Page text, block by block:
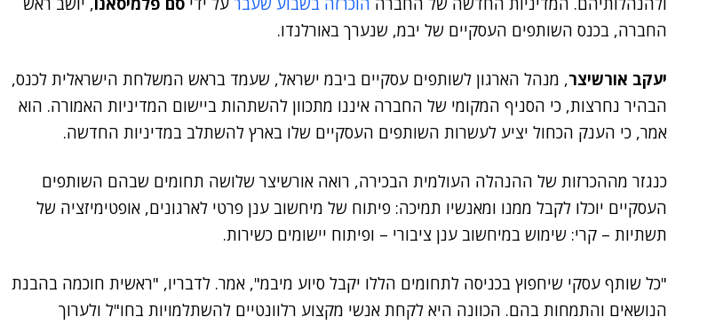
החברה, בכנס השותפים העסקיים של יבמ, שנערך באורלנדו.
יעקב אורשיצר, מנהל הארגון לשותפים עסקיים ביבמ ישראל, שעמד בראש המשלחת הישראלית לכנס,
הבהיר נחרצות, כי הסניף המקומי של החברה איננו מתכוון להשתהות ביישום המדיניות האמורה. הוא
אמר, כי הענק הכחול יציע לעשרות השותפים העסקיים שלו בארץ להשתלב במדיניות החדשה.
כנגזר מההכרזות של ההנהלה העולמית הבכירה, רואה אורשיצר שלושה תחומים שבהם השותפים
העסקיים יוכלו לקבל ממנו ומאנשיו תמיכה: פיתוח של מיחשוב ענן פרטי לארגונים, אופטימיזציה של
תשתיות – קרי: שימוש במיחשוב ענן ציבורי – ופיתוח יישומים כשירות.
"כל שותף עסקי שיחפוץ בכניסה לתחומים הללו יקבל סיוע מיבמ", אמר. לדבריו, "ראשית חוכמה בהבנת
הנושאים והתמחות בהם. הכוונה היא לקחת אנשי מקצוע רלוונטיים להשתלמויות בחו"ל ולערוך